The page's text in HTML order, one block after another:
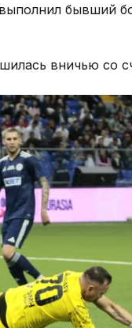
бывший
вничью со